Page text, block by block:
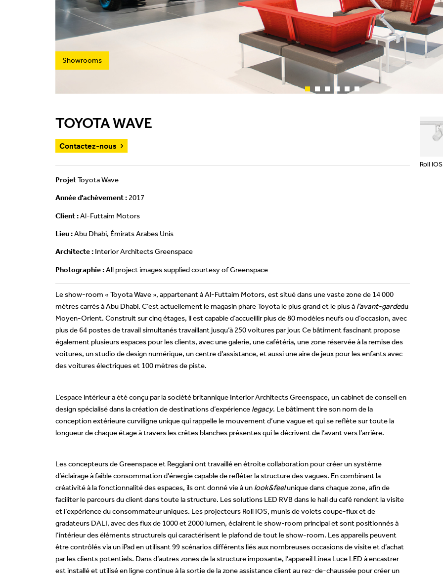
Appareils à fixation
murale
Suspensions et lampes
sur pied
Channels / Knife Edge
Showroom
Showrooms
TOYOTA WAVE
Contactez-nous
ProjetToyota Wave
Année d'achèvement : 2017
Client :Al-Futtaim Motors
Lieu :Abu Dhabi, Émirats Arabes Unis
Architecte : Interior Architects Greenspace
Photographie :All project images supplied courtesy of Greenspace
Le show-room « Toyota Wave », appartenant à Al-Futtaim Motors, est situé dans une vaste zone de 14 000
mètres carrés à Abu Dhabi. C’est actuellement le magasin phare Toyota le plus grand et le plus à l’avant-gardedu
Moyen-Orient. Construit sur cinq étages, il est capable d’accueillir plus de 80 modèles neufs ou d’occasion, avec
plus de 64 postes de travail simultanés travaillant jusqu’à 250 voitures par jour. Ce bâtiment fascinant propose
également plusieurs espaces pour les clients, avec une galerie, une cafétéria, une zone réservée à la remise des
voitures, un studio de design numérique, un centre d’assistance, et aussi une aire de jeux pour les enfants avec
des voitures électriques et 100 mètres de piste.
L’espace intérieur a été conçu par la société britannique Interior Architects Greenspace, un cabinet de conseil en
design spécialisé dans la création de destinations d’expérience legacy. Le bâtiment tire son nom de la
conception extérieure curviligne unique qui rappelle le mouvement d’une vague et qui se reflète sur toute la
longueur de chaque étage à travers les crêtes blanches présentes qui le décrivent de l’avant vers l’arrière.
Les concepteurs de Greenspace et Reggiani ont travaillé en étroite collaboration pour créer un système
d’éclairage à faible consommation d’énergie capable de refléter la structure des vagues. En combinant la
créativité à la fonctionnalité des espaces, ils ont donné vie à un look&feelunique dans chaque zone, afin de
faciliter le parcours du client dans toute la structure. Les solutions LED RVB dans le hall du café rendent la visite
et l’expérience du consommateur uniques. Les projecteurs Roll IOS, munis de volets coupe-flux et de
gradateurs DALI, avec des flux de 1000 et 2000 lumen, éclairent le show-room principal et sont positionnés à
l’intérieur des éléments structurels qui caractérisent le plafond de tout le show-room. Les appareils peuvent
être contrôlés via un iPad en utilisant 99 scénarios différents liés aux nombreuses occasions de visite et d’achat
par les clients potentiels. Dans d’autres zones de la structure imposante, l’appareil Linea Luce LED à encastrer
est installé et utilisé en ligne continue à la sortie de la zone assistance client au rez-de-chaussée pour créer un
Roll IOS